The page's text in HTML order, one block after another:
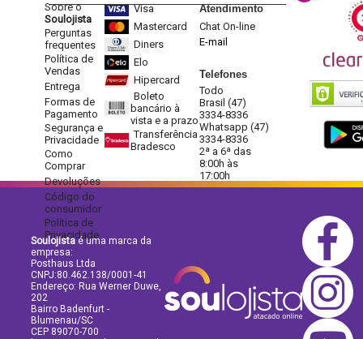
Sobre o
Soulojista
Perguntas
frequentes
Política de
Vendas
Entrega
Formas de
Pagamento
Segurança e
Privacidade
Como
Comprar
Devoluções
Código do
consumidor
Política de
Privacidade
Visa
Mastercard
Diners
Elo
Hipercard
Boleto
bancário à
vista e a prazo
Transferência
Bradesco
Atendimento
Chat On-line
E-mail
Telefones
Todo
Brasil (47)
3334-8336
Whatsapp (47)
3334-8336
2ª a 6ª das
8:00h às
17:00h
Soulojistaé uma marca da
empresa:
Posthaus Ltda
CNPJ:80.462.138/0001-41
Endereço: Rua Werner Duwe,
202
Bairro Badenfurt -
Blumenau/SC
CEP 89070-700